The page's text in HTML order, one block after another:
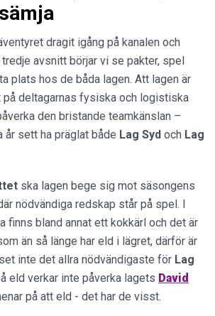
dragit igång på kanalen och
avsnitt börjar vi se pakter, spel
plats hos de båda lagen. Att lagen är
på deltagarnas fysiska och logistiska
den bristande teamkänslan –
år sett ha präglat både Lag Syd och Lag
ska lagen bege sig mot säsongens
nödvändiga redskap står på spel. I
finns bland annat ett kokkärl och det är
än så länge har eld i lägret, därför är
inte det allra nödvändigaste för Lag
eld verkar inte påverka lagets David
på att eld - det har de visst.